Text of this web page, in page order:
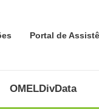
Portal de
OMELDivData